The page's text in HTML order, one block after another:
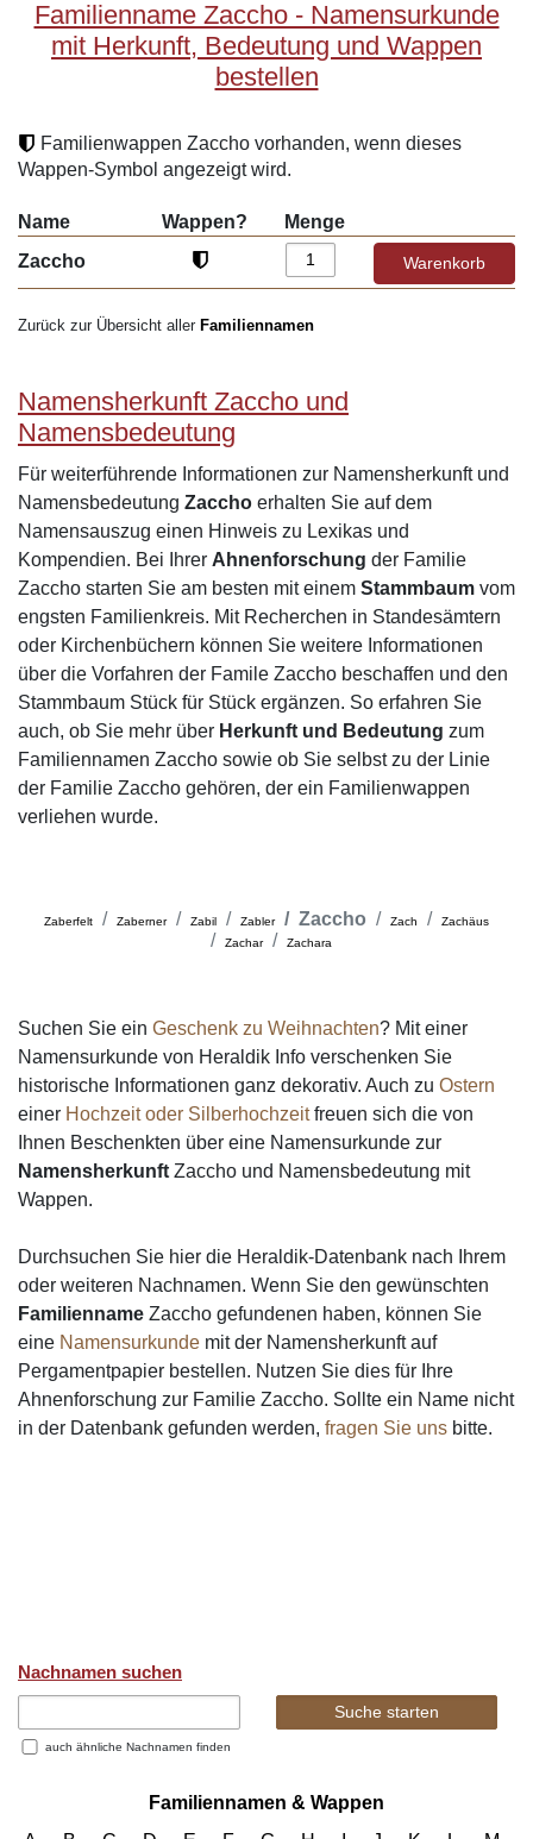
Familienname Zaccho - Namensurkunde
mit Herkunft, Bedeutung und Wappen
bestellen
Familienwappen Zaccho vorhanden, wenn dieses
Wappen-Symbol angezeigt wird.
Name Wappen?
Menge
Zaccho
Zurück zur Übersicht aller Familiennamen
Namensherkunft Zaccho und
Namensbedeutung
Für weiterführende Informationen zur Namensherkunft und
Namensbedeutung Zaccho erhalten Sie auf dem
Namensauszug einen Hinweis zu Lexikas und
Kompendien. Bei Ihrer Ahnenforschung der Familie
Zaccho starten Sie am besten mit einem Stammbaum vom
engsten Familienkreis. Mit Recherchen in Standesämtern
oder Kirchenbüchern können Sie weitere Informationen
über die Vorfahren der Famile Zaccho beschaffen und den
Stammbaum Stück für Stück ergänzen. So erfahren Sie
auch, ob Sie mehr über Herkunft und Bedeutung zum
Familiennamen Zaccho sowie ob Sie selbst zu der Linie
der Familie Zaccho gehören, der ein Familienwappen
verliehen wurde.
Zaberfelt Zaberner Zabil Zabler Zaccho Zach
Zachäus
Zachar
Zachara
Suchen Sie ein Geschenk zu Weihnachten? Mit einer
Namensurkunde von Heraldik Info verschenken Sie
historische Informationen ganz dekorativ. Auch zu Ostern
einer Hochzeit oder Silberhochzeitfreuen sich die von
Ihnen Beschenkten über eine Namensurkunde zur
Namensherkunft Zaccho und Namensbedeutung mit
Wappen.
Durchsuchen Sie hier die Heraldik-Datenbank nach Ihrem
oder weiteren Nachnamen. Wenn Sie den gewünschten
Familienname Zaccho gefundenen haben, können Sie
eine Namensurkunde mit der Namensherkunft auf
Pergamentpapier bestellen. Nutzen Sie dies für Ihre
Ahnenforschung zur Familie Zaccho. Sollte ein Name nicht
in der Datenbank gefunden werden, fragen Sie uns bitte.
Nachnamen suchen
auch ähnliche Nachnamen finden
Familiennamen & Wappen